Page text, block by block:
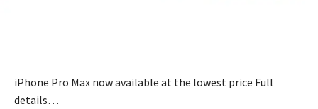
iPhone Pro Max now available at the lowest price Full
details…